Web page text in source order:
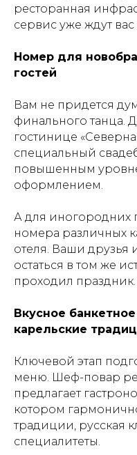
ресторанная
сервис уже ждут
Номер для
гостей
Вам не придется
финального танца.
гостинице
специальный
повышенным
оформлением.
А для иногородних
номера различных
отеля. Ваши друзья
остаться в том же
проходил праздник.
Вкусное
карельские
Ключевой этап
меню. Шеф-повар
предлагает
котором
традиции, русская
специалитеты.